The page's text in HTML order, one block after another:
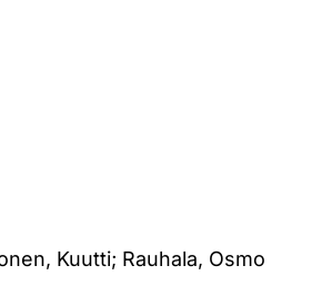
Kuutti; Rauhala, Osmo